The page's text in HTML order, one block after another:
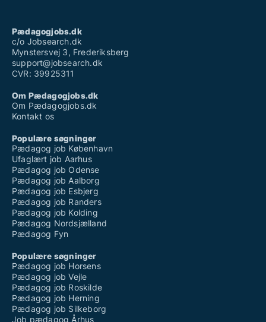
Pædagogjobs.dk
c/o Jobsearch.dk
Mynstersvej 3, Frederiksberg
support@jobsearch.dk
CVR: 39925311
Om Pædagogjobs.dk
Om Pædagogjobs.dk
Kontakt os
Populære søgninger
Pædagog job København
Ufaglært job Aarhus
Pædagog job Odense
Pædagog job Aalborg
Pædagog job Esbjerg
Pædagog job Randers
Pædagog job Kolding
Pædagog Nordsjælland
Pædagog Fyn
Populære søgninger
Pædagog job Horsens
Pædagog job Vejle
Pædagog job Roskilde
Pædagog job Herning
Pædagog job Silkeborg
Job pædagog Århus